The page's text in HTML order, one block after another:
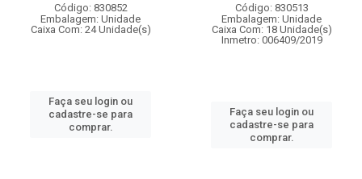
Código: 830852
Embalagem: Unidade
Caixa Com: 24 Unidade(s)
Faça seu login ou
cadastre-se para
comprar.
Código: 830513
Embalagem: Unidade
Caixa Com: 18 Unidade(s)
Inmetro: 006409/2019
Faça seu login ou
cadastre-se para
comprar.